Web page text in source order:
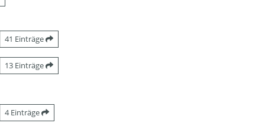
41 Einträge
13 Einträge
4 Einträge